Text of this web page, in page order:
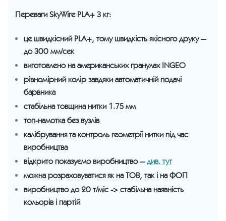
Переваги SkyWire PLA+ 3 кг:
це швидкісний PLA+, тому швидкість якісного друку —
до 300 мм/сек
виготовлено на американських гранулах INGEO
рівномірний колір завдяки автоматичній подачі
барвника
стабільна товщина нитки 1.75 мм
топ-намотка без вузлів
калібрування та контроль геометрії нитки під час
виробництва
відкрито показуємо виробництво —див. тут
можна розраховуватися як на ТОВ, так і на ФОП
виробництво до 20 т/міс -> стабільна наявність
кольорів і партій